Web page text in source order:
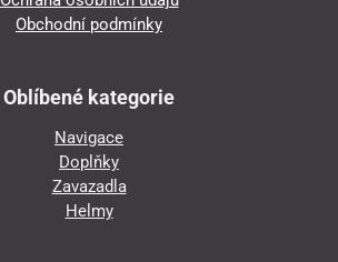
Obchodní podmínky
Oblíbené kategorie
Navigace
Doplňky
Zavazadla
Helmy